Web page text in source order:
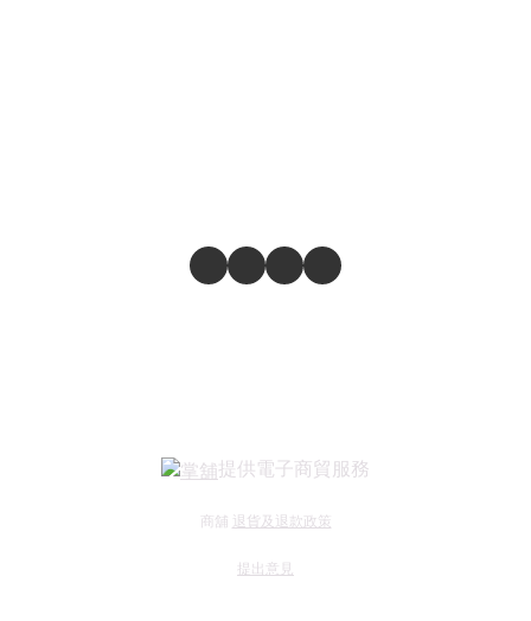
提供電子商貿服務
商舖 退貨及退款政策
提出意見